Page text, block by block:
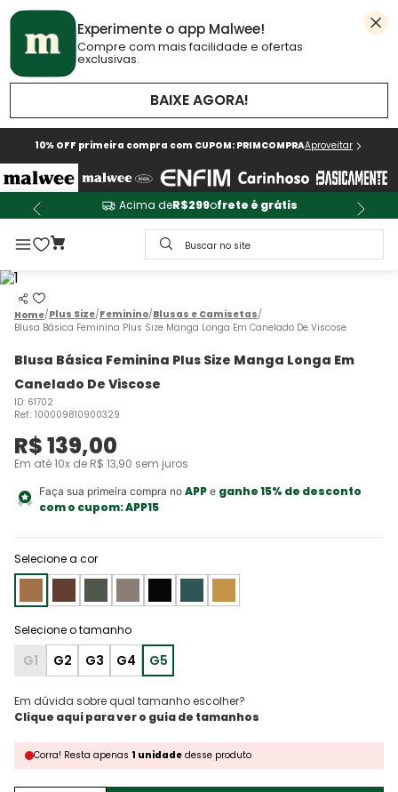
Experimente o app Malwee!
Compre com mais facilidade e ofertas
exclusivas.
BAIXE AGORA!
10% OFF primeira compra com CUPOM: PRIMCOMPRAAproveitar
Acima deR$299ofrete é grátis
Buscar no site
Plus Size Feminino Blusas e Camisetas
Blusa Básica Feminina Plus Size Manga Longa Em Canelado De Viscose
Blusa Básica Feminina Plus Size Manga Longa Em
Canelado De Viscose
ID: 61702
Ref.: 100009810900329
R$139,00
Em até10x de R$ 13,90 sem juros
Faça sua primeira compra no APPe ganhe 15% de desconto
com o cupom:APP15
Selecione a cor
G1 G2 G3 G4 G5
Em dúvida sobre qual tamanho escolher?
Corra! Resta apenas 1 unidade desse produto